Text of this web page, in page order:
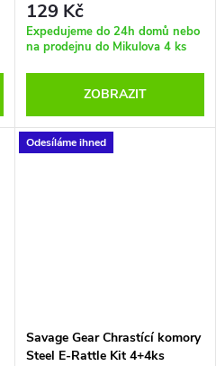
129 Kč
Expedujeme do 24h domů nebo
na prodejnu do Mikulova 4 ks
ZOBRAZIT
Odesíláme ihned
Savage Gear Chrastící komory
Steel E-Rattle Kit 4+4ks